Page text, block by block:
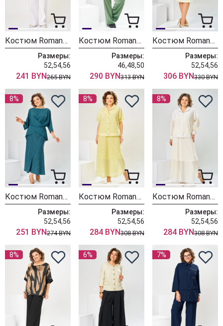
Костюм Romanovich Style 2-2896 жёлтый + белый
Размеры:
52,54,56
241 BYN265 BYN
Костюм Romanovich Style 2-2857 оливковый
Размеры:
46,48,50
290 BYN313 BYN
Костюм Romanovich Style 2-2449 молочный
Размеры:
52,54,56
306 BYN330 BYN
8%
Костюм Romanovich Style 2-2903 морская волна
Размеры:
52,54,56
251 BYN274 BYN
8%
Костюм Romanovich Style 2-2904 жёлтый
Размеры:
52,54,56
284 BYN308 BYN
8%
Костюм Romanovich Style 2-2856 молочный
Размеры:
52,54,56
284 BYN308 BYN
8% 6% 7%